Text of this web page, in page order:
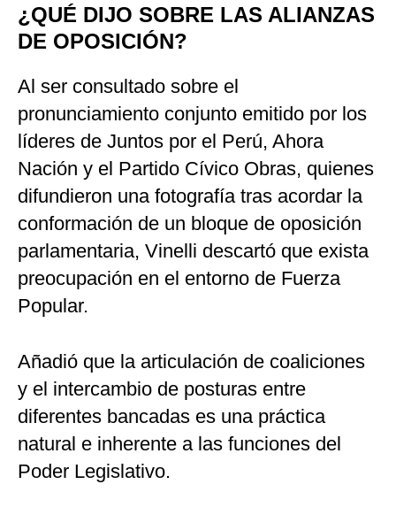
¿QUÉ DIJO SOBRE LAS ALIANZAS
DE OPOSICIÓN?
Al ser consultado sobre el
pronunciamiento conjunto emitido por los
líderes de Juntos por el Perú, Ahora
Nación y el Partido Cívico Obras, quienes
difundieron una fotografía tras acordar la
conformación de un bloque de oposición
parlamentaria, Vinelli descartó que exista
preocupación en el entorno de Fuerza
Popular.
Añadió que la articulación de coaliciones
y el intercambio de posturas entre
diferentes bancadas es una práctica
natural e inherente a las funciones del
Poder Legislativo.